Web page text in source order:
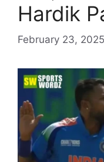
Hardik
February 23, 2025